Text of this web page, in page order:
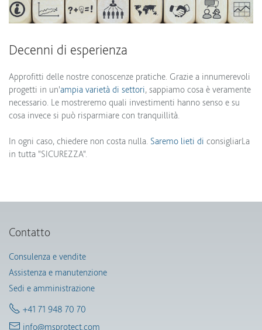
Decenni di esperienza
Approfitti delle nostre conoscenze pratiche. Grazie a innumerevoli
progetti in un'ampia varietà di settori, sappiamo cosa è veramente
necessario. Le mostreremo quali investimenti hanno senso e su
cosa invece si può risparmiare con tranquillità.
In ogni caso, chiedere non costa nulla. Saremo lieti di consigliarLa
in tutta "SICUREZZA".
Contatto
Consulenza e vendite
Assistenza e manutenzione
Sedi e amministrazione
+41 71 948 70 70
info@msprotect.com